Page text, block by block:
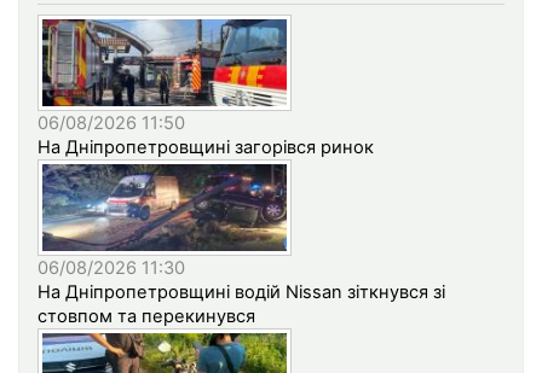
06/08/2026 11:50
На Дніпропетровщині загорівся ринок
06/08/2026 11:30
На Дніпропетровщині водій Nissan зіткнувся зі
стовпом та перекинувся